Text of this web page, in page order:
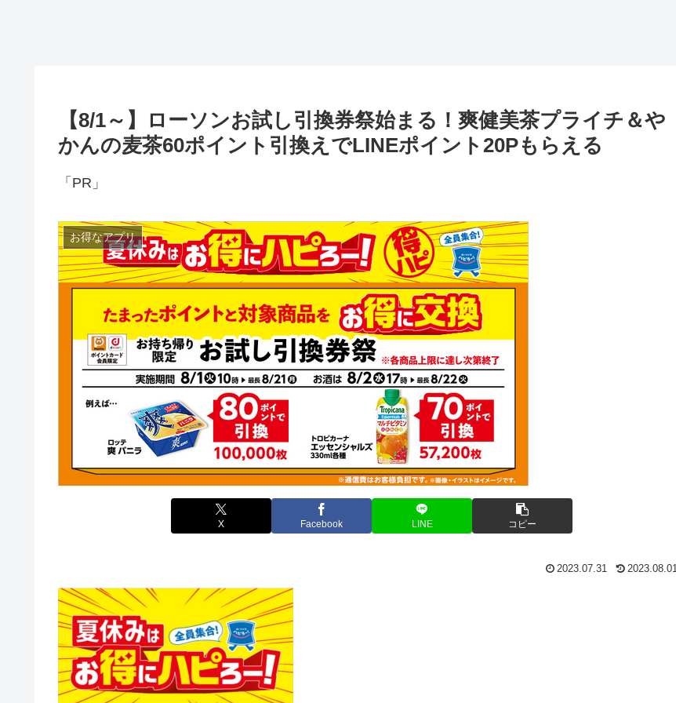
【8/1～】ローソンお試し引換券祭始まる！爽健美茶プライチ＆や
かんの麦茶60ポイント引換えでLINEポイント20Pもらえる
「PR」
お得なアプリ
X Facebook LINE コピー
2023.07.31 2023.08.01